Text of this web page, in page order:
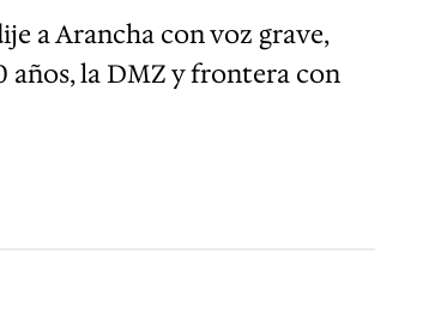
a Arancha con voz grave,
años, la DMZ y frontera con